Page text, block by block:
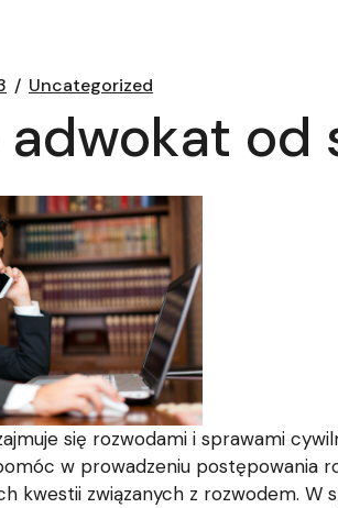
Uncategorized
od
się rozwodami i sprawami
w prowadzeniu postępowania
kwestii związanych z rozwodem.